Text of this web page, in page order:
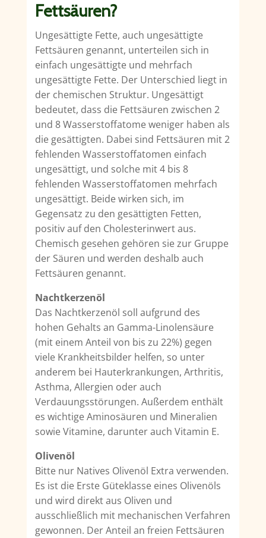
Fettsäuren?
Ungesättigte Fette, auch ungesättigte
Fettsäuren genannt, unterteilen sich in
einfach ungesättigte und mehrfach
ungesättigte Fette. Der Unterschied liegt in
der chemischen Struktur. Ungesättigt
bedeutet, dass die Fettsäuren zwischen 2
und 8 Wasserstoffatome weniger haben als
die gesättigten. Dabei sind Fettsäuren mit 2
fehlenden Wasserstoffatomen einfach
ungesättigt, und solche mit 4 bis 8
fehlenden Wasserstoffatomen mehrfach
ungesättigt. Beide wirken sich, im
Gegensatz zu den gesättigten Fetten,
positiv auf den Cholesterinwert aus.
Chemisch gesehen gehören sie zur Gruppe
der Säuren und werden deshalb auch
Fettsäuren genannt.
Nachtkerzenöl
Das Nachtkerzenöl soll aufgrund des
hohen Gehalts an Gamma-Linolensäure
(mit einem Anteil von bis zu 22%) gegen
viele Krankheitsbilder helfen, so unter
anderem bei Hauterkrankungen, Arthritis,
Asthma, Allergien oder auch
Verdauungsstörungen. Außerdem enthält
es wichtige Aminosäuren und Mineralien
sowie Vitamine, darunter auch Vitamin E.
Olivenöl
Bitte nur Natives Olivenöl Extra verwenden.
Es ist die Erste Güteklasse eines Olivenöls
und wird direkt aus Oliven und
ausschließlich mit mechanischen Verfahren
gewonnen. Der Anteil an freien Fettsäuren